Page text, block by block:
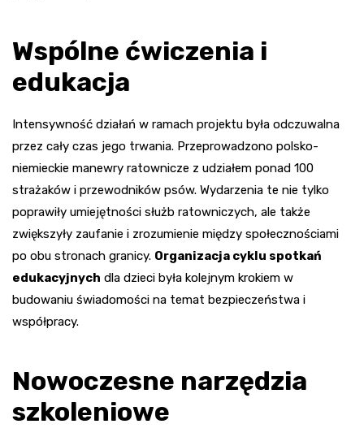
Wspólne ćwiczenia i
edukacja
Intensywność działań w ramach projektu była odczuwalna
przez cały czas jego trwania. Przeprowadzono polsko-
niemieckie manewry ratownicze z udziałem ponad 100
strażaków i przewodników psów. Wydarzenia te nie tylko
poprawiły umiejętności służb ratowniczych, ale także
zwiększyły zaufanie i zrozumienie między społecznościami
po obu stronach granicy. Organizacja cyklu spotkań
edukacyjnych dla dzieci była kolejnym krokiem w
budowaniu świadomości na temat bezpieczeństwa i
współpracy.
Nowoczesne narzędzia
szkoleniowe